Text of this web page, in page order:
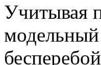
Учитывая
модельный